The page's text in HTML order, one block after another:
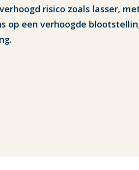
risico zoals lasser,
op een verhoogde